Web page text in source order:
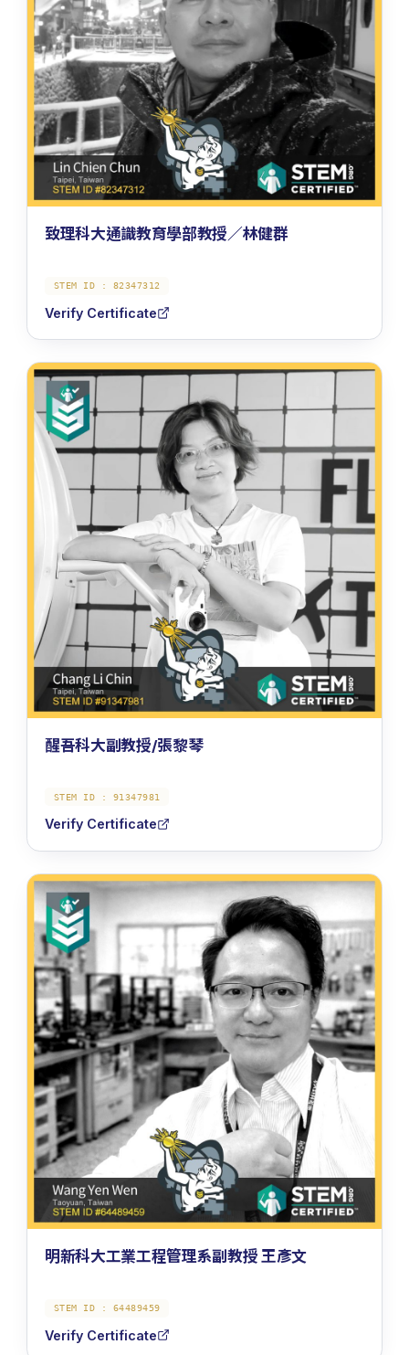
致理科大通識教育學部教授／林健群
STEM ID : 82347312
Verify Certificate
醒吾科大副教授/張黎琴
STEM ID : 91347981
Verify Certificate
明新科大工業工程管理系副教授 王彥文
STEM ID : 64489459
Verify Certificate